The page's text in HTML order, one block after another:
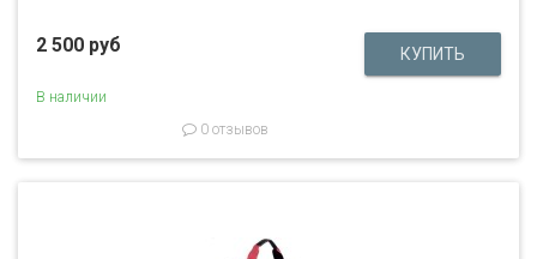
2 500 руб
В наличии
0 отзывов